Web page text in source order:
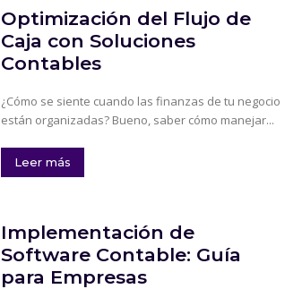
Optimización del Flujo de
Caja con Soluciones
Contables
¿Cómo se siente cuando las finanzas de tu negocio
están organizadas? Bueno, saber cómo manejar...
Leer más
Implementación de
Software Contable: Guía
para Empresas